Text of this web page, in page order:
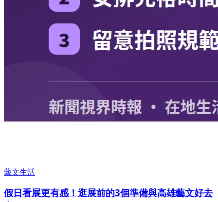
藝文生活
假日看展更有感！逛展前的3個準備與高雄藝文好去